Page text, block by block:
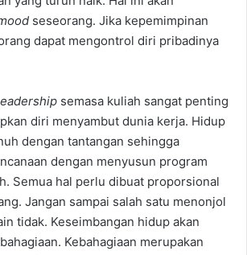
seseorang. Jika kepemimpinan
dapat mengontrol diri pribadinya
semasa kuliah sangat penting
diri menyambut dunia kerja. Hidup
dengan tantangan sehingga
dengan menyusun program
Semua hal perlu dibuat proporsional
Jangan sampai salah satu menonjol
tidak. Keseimbangan hidup akan
Kebahagiaan merupakan